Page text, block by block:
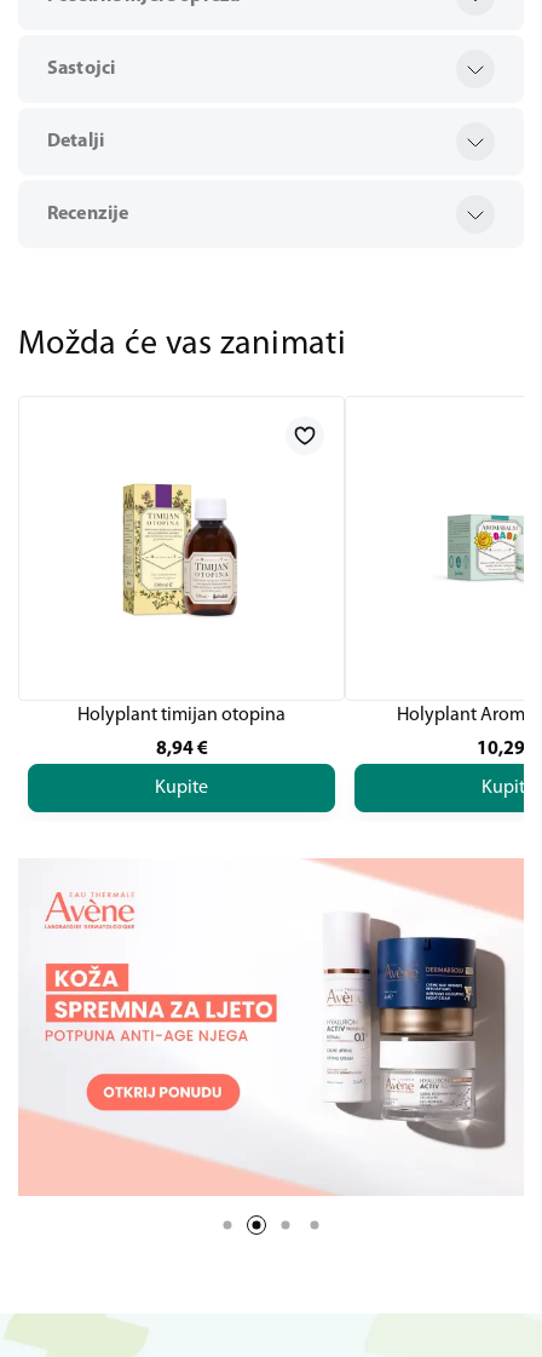
Sastojci
Detalji
Recenzije
Možda će vas zanimati
Holyplant timijan otopina
8,94 €
Kupite
Holyplant
10,29
Kupite